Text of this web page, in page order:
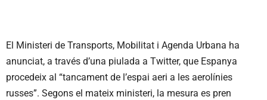
El Ministeri de Transports, Mobilitat i Agenda Urbana ha
anunciat, a través d’una piulada a Twitter, que Espanya
procedeix al “tancament de l’espai aeri a les aerolínies
russes”. Segons el mateix ministeri, la mesura es pren